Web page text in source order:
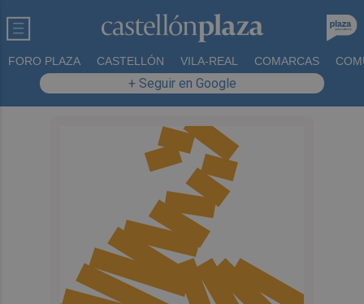
FORO PLAZA CASTELLÓN VILA-REAL COMARCAS
+ Seguir en Google